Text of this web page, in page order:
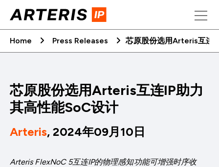
Home
Press Releases 芯原股份选用Arteris互连
芯原股份选用Arteris互连IP助力
其高性能SoC设计
Arteris, 2024年09月10日
Arteris FlexNoC 5互连IP的物理感知功能可增强时序收